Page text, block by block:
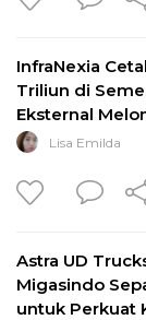
InfraNexia
Triliun di
Eksternal
Lisa Emilda
Astra UD
Migasindo
untuk Perkuat